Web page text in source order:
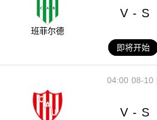
班菲尔德
V - S
即将开始
08-10
04:00
V - S